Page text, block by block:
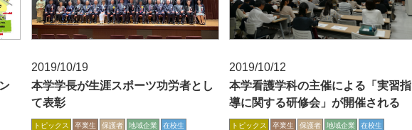
2019/10/19
本学学長が生涯スポーツ功労者とし
て表彰
トピックス 卒業生 保護者 地域企業 在校生
2019/10/12
本学看護学科の主催による「実習指
導に関する研修会」が開催される
トピックス 卒業生 保護者 地域企業 在校生